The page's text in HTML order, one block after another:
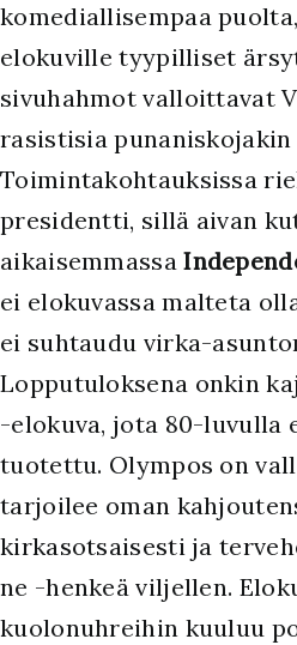
komediallisempaa
elokuville tyypilliset
sivuhahmot valloittavat
rasistisia punaniskojakin
Toimintakohtauksissa
presidentti, sillä aivan
aikaisemmassa
ei elokuvassa malteta
ei suhtaudu virka-
Lopputuloksena onkin
-elokuva, jota 80-luvulla
tuotettu. Olympos on
tarjoilee oman
kirkasotsaisesti ja
ne -henkeä viljellen.
kuolonuhreihin kuuluu